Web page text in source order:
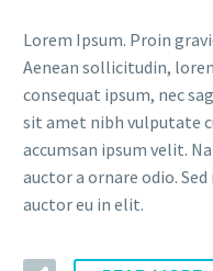
Lorem Ipsum. Proin
Aenean sollicitudin,
consequat ipsum, nec
sit amet nibh vulputate
accumsan ipsum velit.
auctor a ornare odio.
auctor eu in elit.